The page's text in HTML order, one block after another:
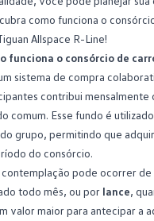
como funciona o
Allspace R-Line!
funciona o consórcio de
sistema de compra
contribui mensalmente
comum. Esse fundo é
grupo, permitindo que
do consórcio.
contemplação pode ocorrer de
todo mês, ou por lance,
valor maior para antecipar a